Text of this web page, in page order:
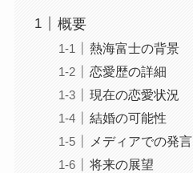
概要
熱海富士の背景
恋愛歴の詳細
現在の恋愛状況
結婚の可能性
メディアでの発言
将来の展望